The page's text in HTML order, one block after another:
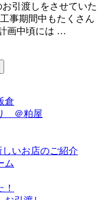
引渡しをさせていた
事期間中もたくさん
画中頃には …
倉
＠粕屋
いお店のご紹介
ム